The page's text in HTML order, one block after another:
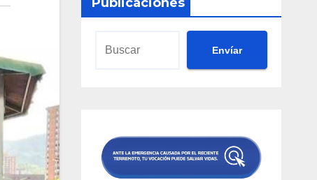
Publicaciones
Envíar